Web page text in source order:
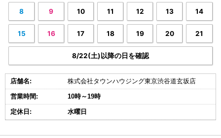
8 9 10 11 12 13 14
15 16 17 18 19 20 21
8/22(土)以降の日を確認
店舗名: 株式会社タウンハウジング東京渋谷道玄坂店
営業時間: 10時～19時
定休日: 水曜日